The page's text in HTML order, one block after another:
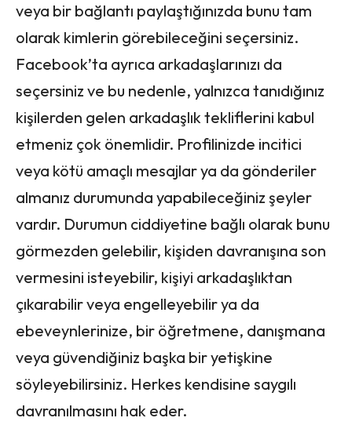
veya bir bağlantı paylaştığınızda bunu tam
olarak kimlerin görebileceğini seçersiniz.
Facebook’ta ayrıca arkadaşlarınızı da
seçersiniz ve bu nedenle, yalnızca tanıdığınız
kişilerden gelen arkadaşlık tekliflerini kabul
etmeniz çok önemlidir. Profilinizde incitici
veya kötü amaçlı mesajlar ya da gönderiler
almanız durumunda yapabileceğiniz şeyler
vardır. Durumun ciddiyetine bağlı olarak bunu
görmezden gelebilir, kişiden davranışına son
vermesini isteyebilir, kişiyi arkadaşlıktan
çıkarabilir veya engelleyebilir ya da
ebeveynlerinize, bir öğretmene, danışmana
veya güvendiğiniz başka bir yetişkine
söyleyebilirsiniz. Herkes kendisine saygılı
davranılmasını hak eder.